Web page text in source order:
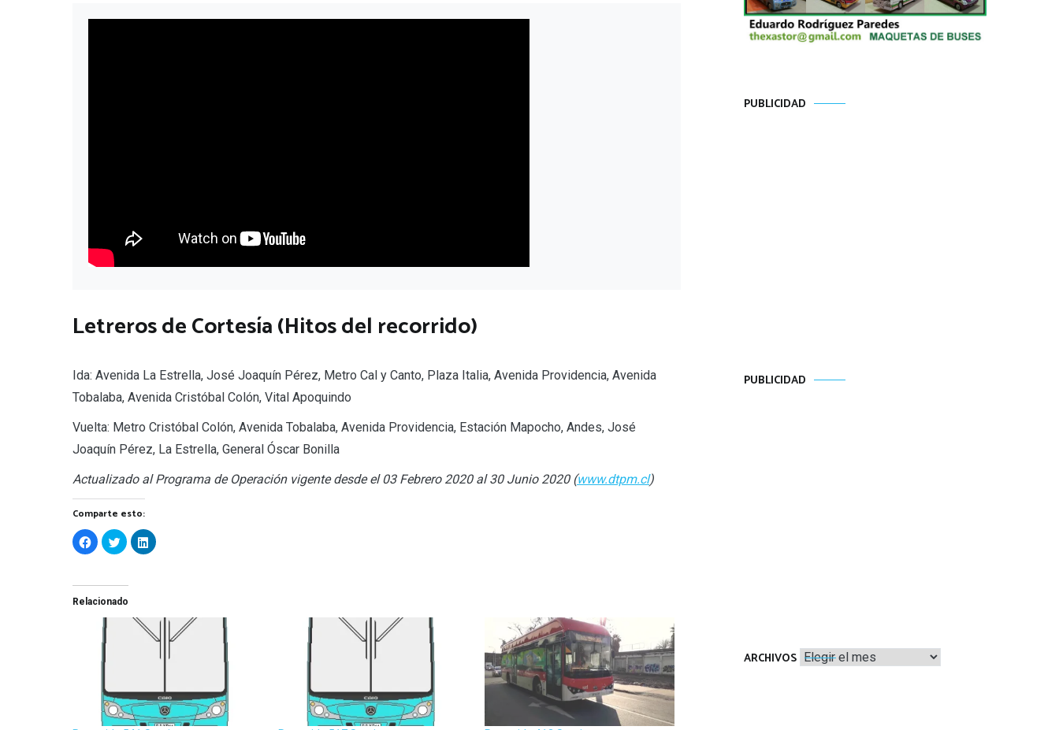
Letreros de Cortesía (Hitos del recorrido)
Ida: Avenida La Estrella, José Joaquín Pérez, Metro Cal y Canto, Plaza Italia, Avenida Providencia, Avenida
Tobalaba, Avenida Cristóbal Colón, Vital Apoquindo
Vuelta: Metro Cristóbal Colón, Avenida Tobalaba, Avenida Providencia, Estación Mapocho, Andes, José
Joaquín Pérez, La Estrella, General Óscar Bonilla
Actualizado al Programa de Operación vigente desde el 03 Febrero 2020 al 30 Junio 2020 (www.dtpm.cl)
Comparte esto:
Haz
clic
para
Facebook
(Se
abre
en
una
nueva)
Haz
clic
para
Twitter
(Se
abre
una
ventana
Haz
clic
una
ventana
nueva)
Relacionado
PUBLICIDAD
PUBLICIDAD
ARCHIVOS Archivos